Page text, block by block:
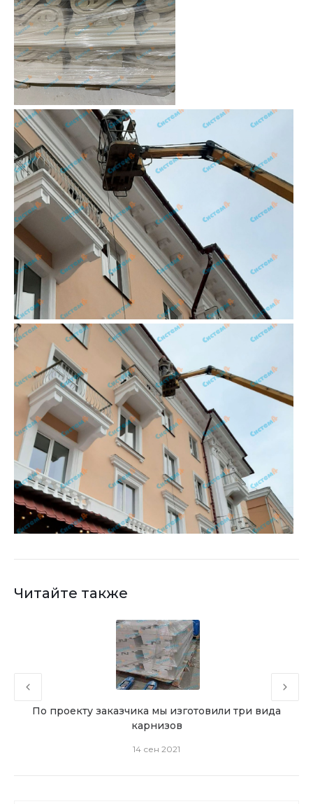
Читайте также
По проекту заказчика мы изготовили три вида
карнизов
14 сен 2021